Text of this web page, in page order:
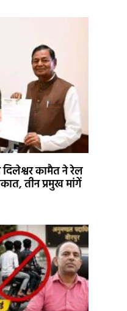
कामैत ने रेल
तीन प्रमुख मांगें